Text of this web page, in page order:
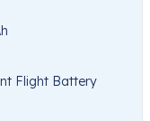
Flight Battery